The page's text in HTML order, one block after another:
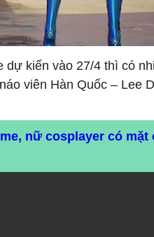
dự kiến vào 27/4 thì có
viên Hàn Quốc – Lee
nữ cosplayer có mặt